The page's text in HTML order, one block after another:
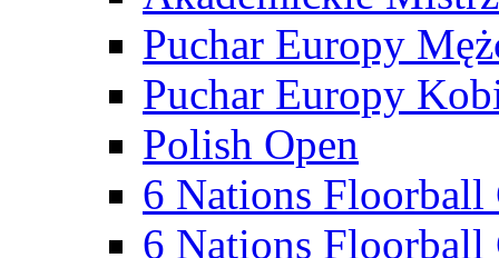
Puchar Europy
Puchar Europy
Polish Open
6 Nations Floorball
6 Nations Floorball